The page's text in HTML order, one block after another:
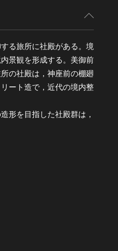
る旅所に社殿がある。境
景観を形成する。美御前
の社殿は，神座前の棚廻
ート造で，近代の境内整
形を目指した社殿群は，